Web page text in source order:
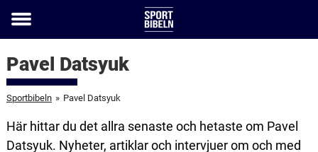
Toggle
Pavel Datsyuk
Sportbibeln » Pavel Datsyuk
Här hittar du det allra senaste och hetaste om Pavel
Datsyuk. Nyheter, artiklar och intervjuer om och med